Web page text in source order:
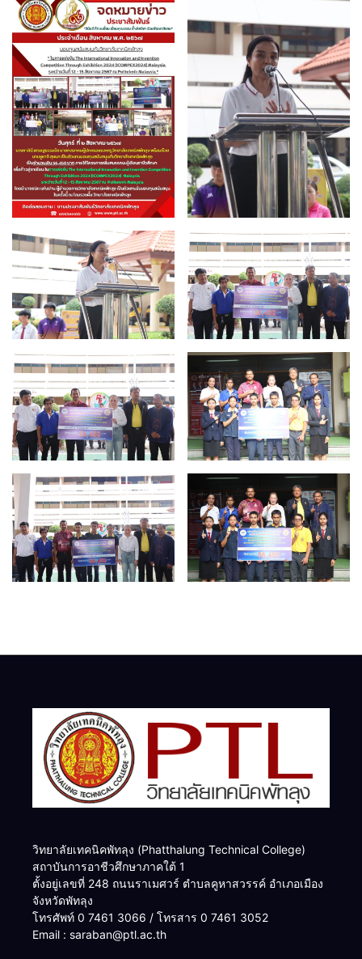
วิทยาลัยเทคนิคพัทลุง (Phatthalung Technical College)
สถาบันการอาชีวศึกษาภาคใต้ 1
ตั้งอยู่เลขที่ 248 ถนนราเมศวร์ ตำบลคูหาสวรรค์ อำเภอเมือง
จังหวัดพัทลุง
โทรศัพท์ 0 7461 3066 / โทรสาร 0 7461 3052
Email : saraban@ptl.ac.th